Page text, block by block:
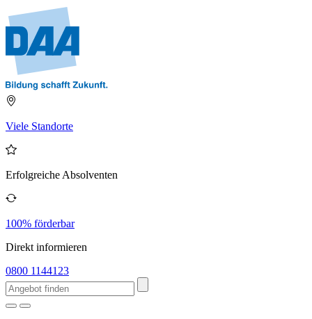
Viele Standorte
Erfolgreiche Absolventen
100% förderbar
Direkt informieren
0800 1144123